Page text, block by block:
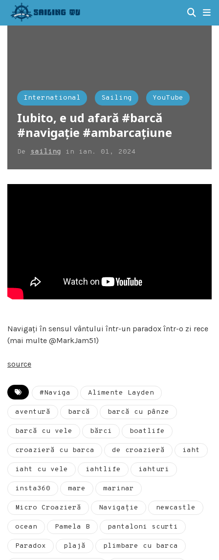
International Sailing YouTube
Iubito, e ud afară #barcă
#navigație #ambarcațiune
De sailing in ian. 01, 2024
Navigați în sensul vântului într-un paradox într-o zi rece
(mai multe @MarkJam51)
source
#Naviga Alimente Layden
aventură barcă barcă cu pânze
barcă cu vele bărci boatlife
croazieră cu barca de croazieră iaht
iaht cu vele iahtlife iahturi
insta360 mare marinar
Micro Croazieră Navigație newcastle
ocean Pamela B pantaloni scurti
Paradox plajă plimbare cu barca